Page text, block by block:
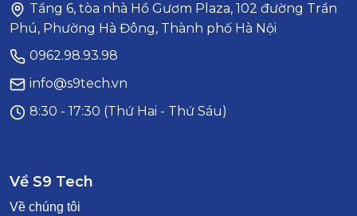
Tầng 6, tòa nhà Hồ Gươm Plaza, 102 đường Trần
Phú, Phường Hà Đông, Thành phố Hà Nội
0962.98.93.98
info@s9tech.vn
8:30 - 17:30 (Thứ Hai - Thứ Sáu)
Về S9 Tech
Về chúng tôi